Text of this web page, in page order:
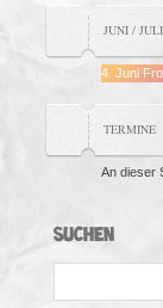
JUNI / JULI
4. Juni
TERMINE
An dieser
SUCHEN